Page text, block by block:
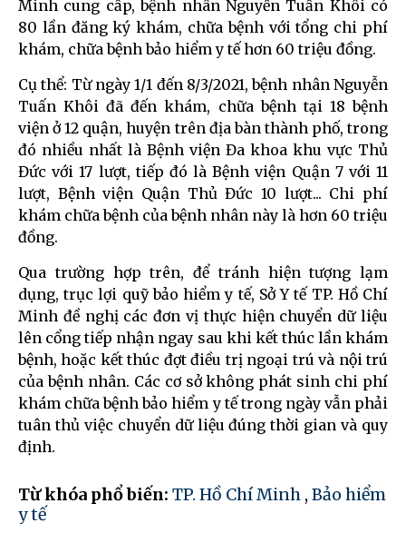
Minh cung cấp, bệnh nhân Nguyễn Tuấn Khôi có
80 lần đăng ký khám, chữa bệnh với tổng chi phí
khám, chữa bệnh bảo hiểm y tế hơn 60 triệu đồng.
Cụ thể: Từ ngày 1/1 đến 8/3/2021, bệnh nhân Nguyễn
Tuấn Khôi đã đến khám, chữa bệnh tại 18 bệnh
viện ở 12 quận, huyện trên địa bàn thành phố, trong
đó nhiều nhất là Bệnh viện Đa khoa khu vực Thủ
Đức với 17 lượt, tiếp đó là Bệnh viện Quận 7 với 11
lượt, Bệnh viện Quận Thủ Đức 10 lượt... Chi phí
khám chữa bệnh của bệnh nhân này là hơn 60 triệu
đồng.
Qua trường hợp trên, để tránh hiện tượng lạm
dụng, trục lợi quỹ bảo hiểm y tế, Sở Y tế TP. Hồ Chí
Minh đề nghị các đơn vị thực hiện chuyển dữ liệu
lên cổng tiếp nhận ngay sau khi kết thúc lần khám
bệnh, hoặc kết thúc đợt điều trị ngoại trú và nội trú
của bệnh nhân. Các cơ sở không phát sinh chi phí
khám chữa bệnh bảo hiểm y tế trong ngày vẫn phải
tuân thủ việc chuyển dữ liệu đúng thời gian và quy
định.
Từ khóa phổ biến: TP. Hồ Chí Minh , Bảo hiểm
y tế